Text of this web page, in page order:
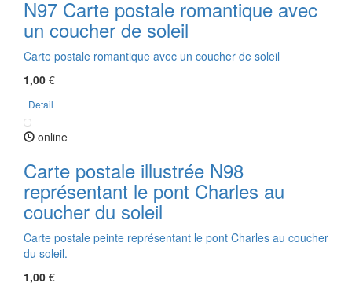
N97 Carte postale romantique avec
un coucher de soleil
Carte postale romantique avec un coucher de soleil
1,00 €
Detail
online
Carte postale illustrée N98
représentant le pont Charles au
coucher du soleil
Carte postale peinte représentant le pont Charles au coucher
du soleil.
1,00 €